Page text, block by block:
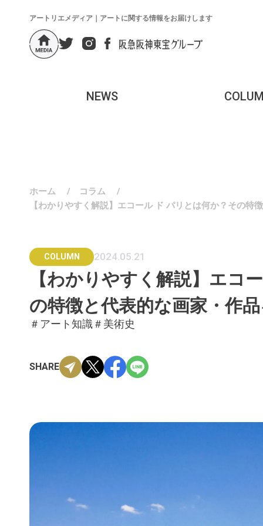
アートリエメディア｜アートに関する情報をお届けします
NEWS
ホーム / コラム /
【わかりやすく解説】エコール ド パリとは何か？その特
COLUMN 2024.05.21
【わかりやすく解説】エコ
の特徴と代表的な画家・作
＃アート知識＃美術史
SHARE